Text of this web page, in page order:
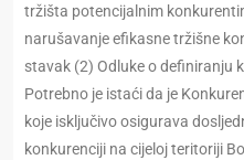
tržišta potencijalnim
narušavanje efikasne tržišne
stavak (2) Odluke o definiranju
Potrebno je istaći da je
koje isključivo osigurava
konkurenciji na cijeloj teritoriji